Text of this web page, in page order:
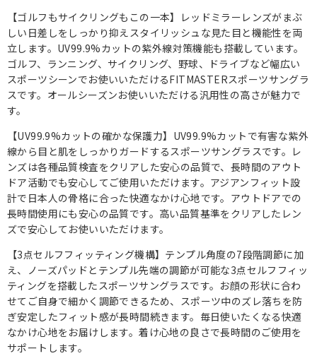
【ゴルフもサイクリングもこの一本】レッドミラーレンズがまぶ
しい日差しをしっかり抑えスタイリッシュな見た目と機能性を両
立します。UV99.9%カットの紫外線対策機能も搭載しています。
ゴルフ、ランニング、サイクリング、野球、ドライブなど幅広い
スポーツシーンでお使いいただけるFITMASTERスポーツサングラ
スです。オールシーズンお使いいただける汎用性の高さが魅力で
す。
【UV99.9%カットの確かな保護力】UV99.9%カットで有害な紫外
線から目と肌をしっかりガードするスポーツサングラスです。レ
ンズは各種品質検査をクリアした安心の品質で、長時間のアウト
ドア活動でも安心してご使用いただけます。アジアンフィット設
計で日本人の骨格に合った快適なかけ心地です。アウトドアでの
長時間使用にも安心の品質です。高い品質基準をクリアしたレン
ズで安心してお使いいただけます。
【3点セルフフィッティング機構】テンプル角度の7段階調節に加
え、ノーズパッドとテンプル先端の調節が可能な3点セルフフィッ
ティングを搭載したスポーツサングラスです。お顔の形状に合わ
せてご自身で細かく調節できるため、スポーツ中のズレ落ちを防
ぎ安定したフィット感が長時間続きます。毎日使いたくなる快適
なかけ心地をお届けします。着け心地の良さで長時間のご使用を
サポートします。